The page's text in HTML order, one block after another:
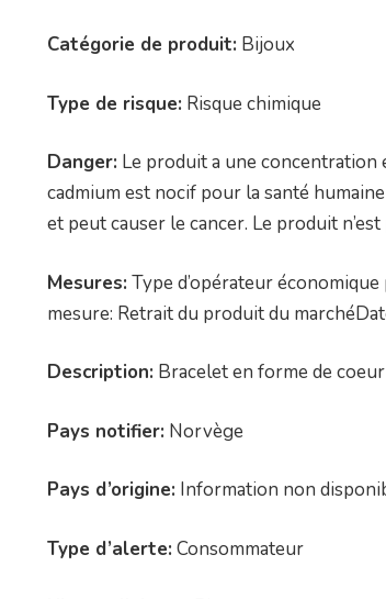
Catégorie de produit: Bijoux
Type de risque: Risque chimique
Danger: Le produit a une concentration
cadmium est nocif pour la santé
et peut causer le cancer. Le produit
Mesures: Type d’opérateur
mesure: Retrait du produit du
Description: Bracelet en forme de
Pays notifier: Norvège
Pays d’origine: Information non
Type d’alerte: Consommateur